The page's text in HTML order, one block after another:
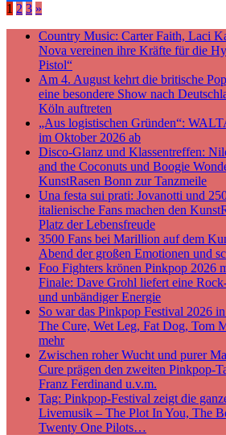
Teilen
1 2 3 »
Country Music: Carter Faith, Laci
Nova vereinen ihre Kräfte für die
Pistol“
Am 4. August kehrt die britische
eine besondere Show nach
Köln auftreten
„Aus logistischen Gründen“:
im Oktober 2026 ab
Disco-Glanz und Klassentreffen:
and the Coconuts und Boogie
KunstRasen Bonn zur Tanzmeile
Una festa sui prati: Jovanotti und
italienische Fans machen den
Platz der Lebensfreude
3500 Fans bei Marillion auf dem
Abend der großen Emotionen und
Foo Fighters krönen Pinkpop 2026
Finale: Dave Grohl liefert eine
und unbändiger Energie
So war das Pinkpop Festival 2026
The Cure, Wet Leg, Fat Dog, Tom
mehr
Zwischen roher Wucht und purer
Cure prägen den zweiten Pinkpop-
Franz Ferdinand u.v.m.
Tag: Pinkpop-Festival zeigt die
Livemusik – The Plot In You, The
Twenty One Pilots…